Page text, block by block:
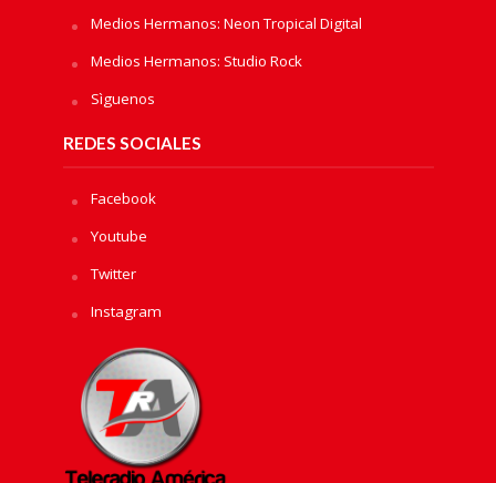
Medios Hermanos: Neon Tropical Digital
Medios Hermanos: Studio Rock
Sìguenos
REDES SOCIALES
Facebook
Youtube
Twitter
Instagram